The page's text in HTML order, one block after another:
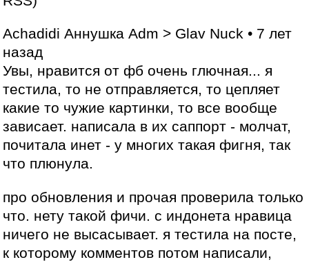
Achadidi Аннушка Adm > Glav Nuck • 7 лет
назад
Увы, нравится от фб очень глючная... я
тестила, то не отправляется, то цепляет
какие то чужие картинки, то все вообще
зависает. написала в их саппорт - молчат,
почитала инет - у многих такая фигня, так
что плюнула.
про обновления и прочая проверила только
что. нету такой фичи. с индонета нравица
ничего не высасывает. я тестила на посте,
к которому комментов потом написали,